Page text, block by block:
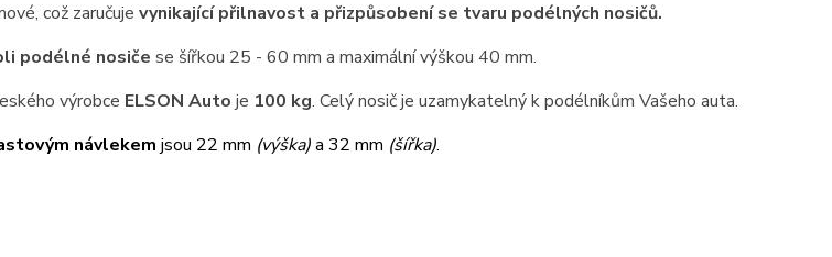
což zaručuje vynikající přilnavost a přizpůsobení se tvaru podélných nosičů.
podélné nosiče se šířkou 25 - 60 mm a maximální výškou 40 mm.
výrobce ELSON Auto je 100 kg. Celý nosič je uzamykatelný k podélníkům Vašeho auta.
návlekem jsou 22 mm (výška)a 32 mm (šířka).